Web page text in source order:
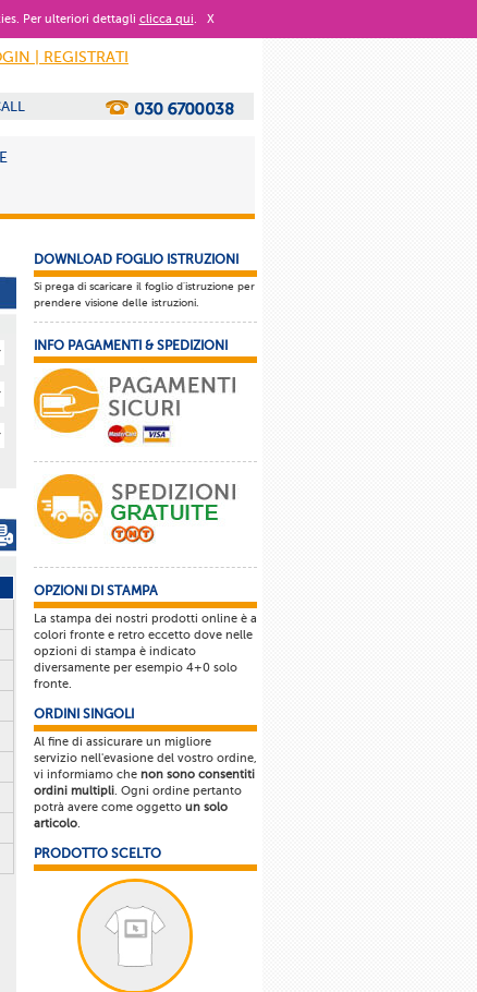
Per ulteriori dettagli clicca qui. X
| REGISTRATI
DOWNLOAD FOGLIO ISTRUZIONI
Si prega di scaricare il foglio d'istruzione per
prendere visione delle istruzioni.
INFO PAGAMENTI & SPEDIZIONI
OPZIONI DI STAMPA
La stampa dei nostri prodotti online è a
colori fronte e retro eccetto dove nelle
opzioni di stampa è indicato
diversamente per esempio 4+0 solo
fronte.
ORDINI SINGOLI
Al fine di assicurare un migliore
servizio nell'evasione del vostro ordine,
vi informiamo che non sono consentiti
ordini multipli. Ogni ordine pertanto
potrà avere come oggetto un solo
articolo.
PRODOTTO SCELTO